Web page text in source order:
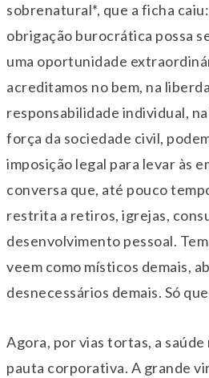
sobrenatural*, que a ficha
obrigação burocrática possa
uma oportunidade
acreditamos no bem, na
responsabilidade individual,
força da sociedade civil,
imposição legal para levar às
conversa que, até pouco
restrita a retiros, igrejas,
desenvolvimento pessoal.
veem como místicos demais,
desnecessários demais. Só
Agora, por vias tortas, a
pauta corporativa. A grande